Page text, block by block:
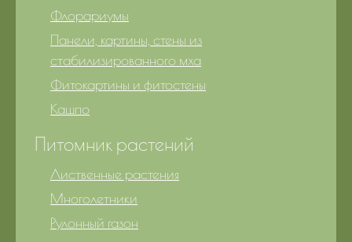
Флорариумы
Панели, картины, стены из
стабилизированного мха
Фитокартины и фитостены
Кашпо
Питомник растений
Лиственные растения
Многолетники
Рулонный газон